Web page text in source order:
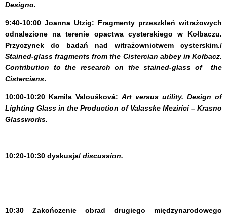
Designo.
9:40-10:00 Joanna Utzig: Fragmenty przeszkleń witrażowych
odnalezione na terenie opactwa cysterskiego w Kołbaczu.
Przyczynek do badań nad witrażownictwem cysterskim./
Stained-glass fragments from the Cistercian abbey in Kołbacz.
Contribution to the research on the stained-glass of the
Cistercians.
10:00-10:20 Kamila Valoušková: Art versus utility. Design of
Lighting Glass in the Production of Valasske Mezirici – Krasno
Glassworks.
10:20-10:30 dyskusja/ discussion.
10:30 Zakończenie obrad drugiego międzynarodowego